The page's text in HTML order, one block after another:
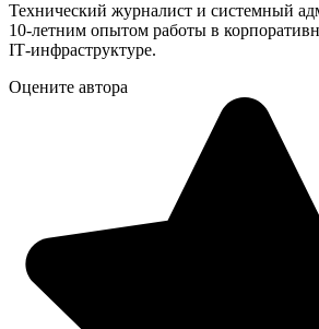
Технический журналист и системный
10‑летним опытом работы в
IT‑инфраструктуре.
Оцените автора